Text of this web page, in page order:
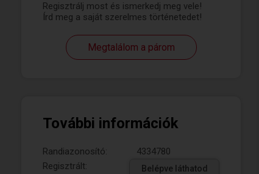
Regisztrálj most és ismerkedj meg vele!
Írd meg a saját szerelmes történetedet!
Megtalálom a párom
További információk
Randiazonosító:
4334780
Regisztrált:
Belépve láthatod